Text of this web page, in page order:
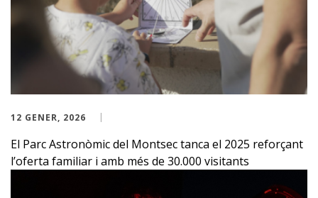
12 GENER, 2026
El Parc Astronòmic del Montsec tanca el 2025 reforçant
l’oferta familiar i amb més de 30.000 visitants